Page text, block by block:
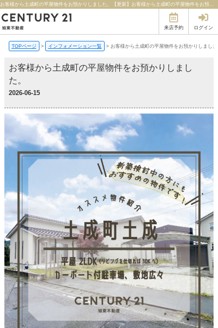
来店予約 ログイン
TOPページ > インフォメーション一覧 > お客様から土成町の平屋物件をお預かりしまし
お客様から土成町の平屋物件をお預かりしまし
た。
2026-06-15